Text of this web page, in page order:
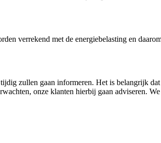
verrekend met de energiebelasting en
zullen gaan informeren. Het is belangrijk
onze klanten hierbij gaan adviseren.